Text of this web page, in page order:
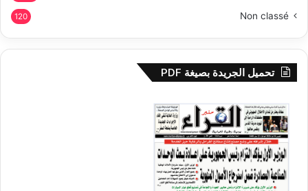
Non classé
120
تحميل الجريدة بصيغة PDF